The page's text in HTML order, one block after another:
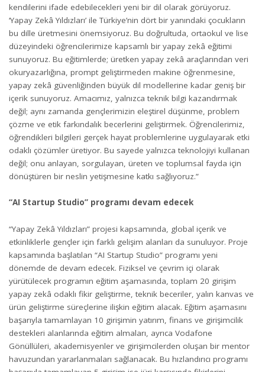
kendilerini ifade edebilecekleri yeni bir dil olarak görüyoruz.
‘Yapay Zekâ Yıldızları’ ile Türkiye’nin dört bir yanındaki çocukların
bu dille üretmesini önemsiyoruz. Bu doğrultuda, ortaokul ve lise
düzeyindeki öğrencilerimize kapsamlı bir yapay zekâ eğitimi
sunuyoruz. Bu eğitimlerde; üretken yapay zekâ araçlarından veri
okuryazarlığına, prompt geliştirmeden makine öğrenmesine,
yapay zekâ güvenliğinden büyük dil modellerine kadar geniş bir
içerik sunuyoruz. Amacımız, yalnızca teknik bilgi kazandırmak
değil; aynı zamanda gençlerimizin eleştirel düşünme, problem
çözme ve etik farkındalık becerlerini geliştirmek. Öğrencilerimiz,
öğrendikleri bilgileri gerçek hayat problemlerine uygulayarak etki
odaklı çözümler üretiyor. Bu sayede yalnızca teknolojiyi kullanan
değil; onu anlayan, sorgulayan, üreten ve toplumsal fayda için
dönüştüren bir neslin yetişmesine katkı sağlıyoruz.”
“AI Startup Studio” programı devam edecek
“Yapay Zekâ Yıldızları” projesi kapsamında, global içerik ve
etkinliklerle gençler için farklı gelişim alanları da sunuluyor. Proje
kapsamında başlatılan “AI Startup Studio” programı yeni
dönemde de devam edecek. Fiziksel ve çevrim içi olarak
yürütülecek programın eğitim aşamasında, toplam 20 girişim
yapay zekâ odaklı fikir geliştirme, teknik beceriler, yalın kanvas ve
ürün geliştirme süreçlerine ilişkin eğitim alacak. Eğitim aşamasını
başarıyla tamamlayan 10 girişimin yatırım, finans ve girişimcilik
destekleri alanlarında eğitim almaları, ayrıca Vodafone
Gönüllüleri, akademisyenler ve girişimcilerden oluşan bir mentor
havuzundan yararlanmaları sağlanacak. Bu hızlandırıcı programı